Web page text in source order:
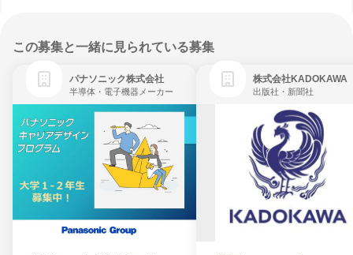
この募集と一緒に見られている募集
パナソニック株式会社
半導体・電子機器メーカー
株式会社KADOKAWA
出版社・新聞社